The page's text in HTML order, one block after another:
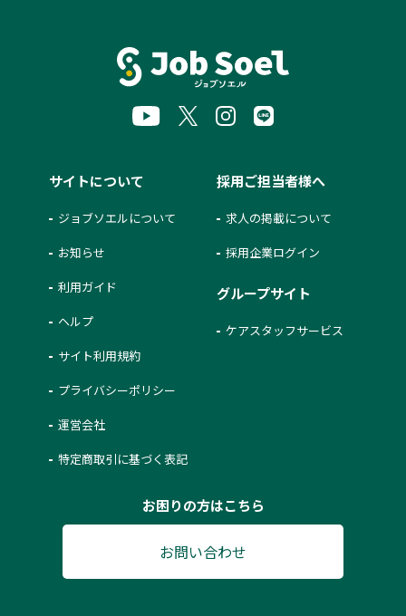
サイトについて
ジョブソエルについて
お知らせ
利用ガイド
ヘルプ
サイト利用規約
プライバシーポリシー
運営会社
特定商取引に基づく表記
採用ご担当者様へ
求人の掲載について
採用企業ログイン
グループサイト
ケアスタッフサービス
お困りの方はこちら
お問い合わせ